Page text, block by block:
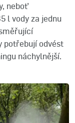
neboť
l vody za jednu
potřebují odvést
náchylnější.